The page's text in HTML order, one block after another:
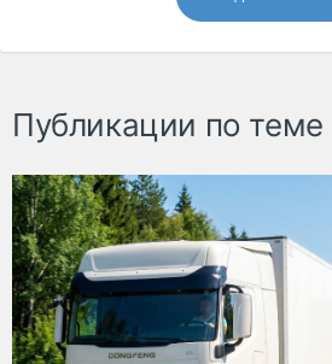
Публикации по теме